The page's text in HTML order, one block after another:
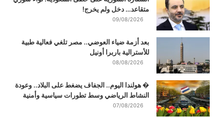
متقاعد… دخل ولم يخرج!
09/08/2026
بعد أزمة ضياء العوضي.. مصر تلغي فعالية طبية
للأسترالية باربرا أونيل
08/08/2026
� هولندا اليوم.. الجفاف يضغط على البلاد.. وعودة
النشاط الرياضي وسط تطورات سياسية وأمنية
07/08/2026